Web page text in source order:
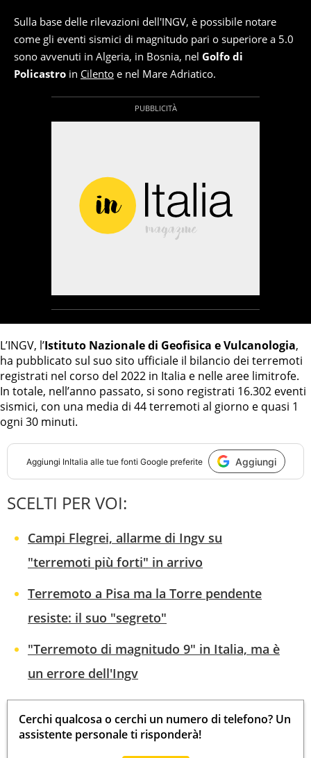
Sulla base delle rilevazioni dell'INGV, è possibile notare
come gli eventi sismici di magnitudo pari o superiore a 5.0
sono avvenuti in Algeria, in Bosnia, nel Golfo di
Policastro in Cilento e nel Mare Adriatico.
L’INGV, l’Istituto Nazionale di Geofisica e Vulcanologia,
ha pubblicato sul suo sito ufficiale il bilancio dei terremoti
registrati nel corso del 2022 in Italia e nelle aree limitrofe.
In totale, nell’anno passato, si sono registrati 16.302 eventi
sismici, con una media di 44 terremoti al giorno e quasi 1
ogni 30 minuti.
Aggiungi InItalia alle tue fonti Google preferite Aggiungi
SCELTI PER VOI:
Campi Flegrei, allarme di Ingv su
"terremoti più forti" in arrivo
Terremoto a Pisa ma la Torre pendente
resiste: il suo "segreto"
"Terremoto di magnitudo 9" in Italia, ma è
un errore dell'Ingv
Cerchi qualcosa o cerchi un numero di telefono? Un
assistente personale ti risponderà!